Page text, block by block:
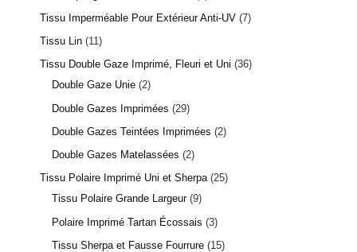
Tissu Imperméable Pour Extérieur Anti-UV 7
Tissu Lin 11
Tissu Double Gaze Imprimé, Fleuri et Uni 36
Double Gaze Unie 2
Double Gazes Imprimées
29
Double Gazes Teintées Imprimées
2
Double Gazes Matelassées 2
Tissu Polaire Imprimé Uni et Sherpa 25
Tissu Polaire Grande Largeur 9
Polaire Imprimé Tartan Écossais 3
Tissu Sherpa et Fausse Fourrure 15